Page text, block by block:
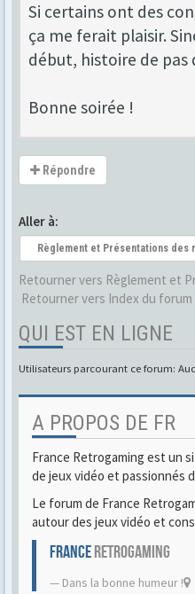
Si certains ont des
ça me ferait plaisir.
début, histoire de pas
Bonne soirée !
Répondre
Aller à:
Règlement et Présentations des
Retourner vers Règlement et
Retourner vers Index du forum
QUI EST EN LIGNE
Utilisateurs parcourant ce forum:
A PROPOS DE FR
France Retrogaming est un
de jeux vidéo et passionnés
Le forum de France
autour des jeux vidéo et
FRANCERETROGAMING
Dans la bonne humeur !